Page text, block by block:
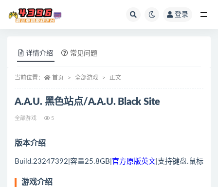
登录
详情介绍 常见问题
当前位置： 首页 全部游戏 正文
A.A.U. 黑色站点/A.A.U. Black Site
全部游戏 5
版本介绍
Build.23247392|容量25.8GB| 官方原版英文 |支持键盘.鼠标
游戏介绍